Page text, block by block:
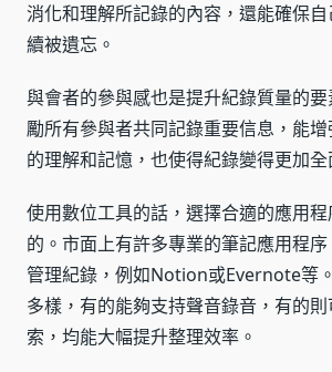
消化和理解所記錄的內容，還能確保
續被遺忘。
與會者的參與感也是提升紀錄質量的
勵所有參與者共同記錄重要信息，能
的理解和記憶，也使得紀錄變得更加全
使用數位工具的話，選擇合適的應用
的。市面上有許多專業的筆記應用程
管理紀錄，例如Notion或Evernote等
多樣，有的能夠支持聲音錄音，有的
索，均能大幅提升整理效率。